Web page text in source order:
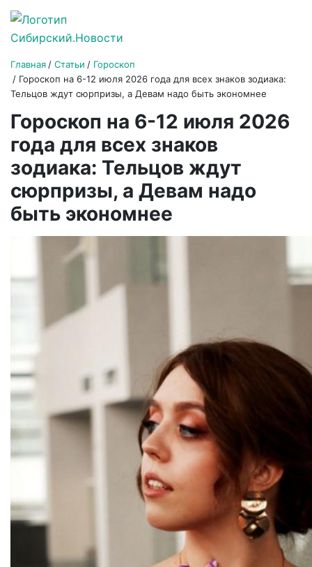
Главная Статьи
Гороскоп
Гороскоп на 6-12 июля 2026 года для всех знаков зодиака:
Тельцов ждут сюрпризы, а Девам надо быть экономнее
Гороскоп на 6-12 июля 2026
года для всех знаков
зодиака: Тельцов ждут
сюрпризы, а Девам надо
быть экономнее